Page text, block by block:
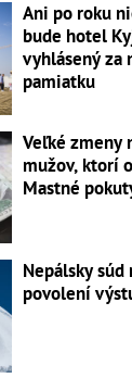
Ani po roku
bude hotel
vyhlásený za
pamiatku
Veľké zmeny
mužov, ktorí
Mastné
Nepálsky
povolení